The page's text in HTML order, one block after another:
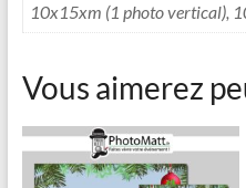
10x15xm (1 photo vertical),
Vous aimerez